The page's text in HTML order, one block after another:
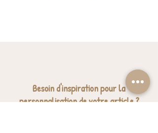
Besoin d'inspiration pour la
personnalisation de votre article ?